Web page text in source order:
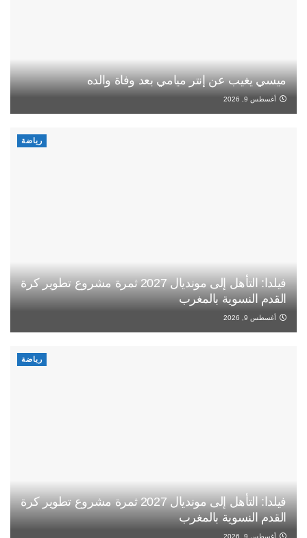
ميسي يغيب عن إنتر ميامي بعد وفاة والده
أغسطس 9, 2026
رياضة
فيلدا: التأهل إلى مونديال 2027 ثمرة مشروع تطوير كرة
القدم النسوية بالمغرب
أغسطس 9, 2026
رياضة
فيلدا: التأهل إلى مونديال 2027 ثمرة مشروع تطوير كرة
القدم النسوية بالمغرب
أغسطس 9, 2026